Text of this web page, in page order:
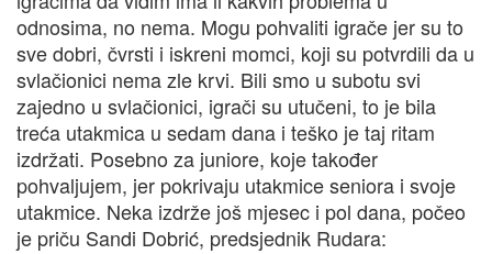
odnosima, no nema. Mogu pohvaliti igrače jer su to
sve dobri, čvrsti i iskreni momci, koji su potvrdili da u
svlačionici nema zle krvi. Bili smo u subotu svi
zajedno u svlačionici, igrači su utučeni, to je bila
treća utakmica u sedam dana i teško je taj ritam
izdržati. Posebno za juniore, koje također
pohvaljujem, jer pokrivaju utakmice seniora i svoje
utakmice. Neka izdrže još mjesec i pol dana, počeo
je priču Sandi Dobrić, predsjednik Rudara: